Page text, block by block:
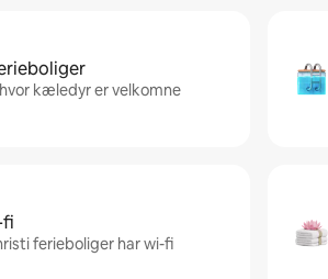
kæledyr er velkomne
ferieboliger har wi-fi